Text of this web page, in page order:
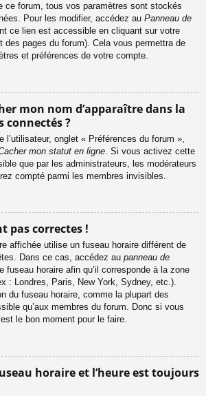
ce forum, tous vos paramètres sont stockés
Pour les modifier, accédez au Panneau de
ce lien est accessible en cliquant sur votre
des pages du forum). Cela vous permettra de
et préférences de votre compte.
mon nom d’apparaître dans la
connectés ?
l’utilisateur, onglet « Préférences du forum »,
mon statut en ligne . Si vous activez cette
que par les administrateurs, les modérateurs
compté parmi les membres invisibles.
pas correctes !
affichée utilise un fuseau horaire différent de
Dans ce cas, accédez au panneau de
fuseau horaire afin qu’il corresponde à la zone
: Londres, Paris, New York, Sydney, etc.).
du fuseau horaire, comme la plupart des
qu’aux membres du forum. Donc si vous
le bon moment pour le faire.
horaire et l’heure est toujours